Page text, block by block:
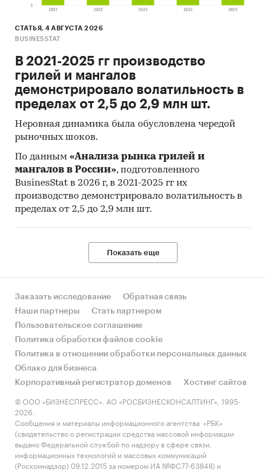
СТАТЬЯ, 4 АВГУСТА 2026
BUSINESSTAT
В 2021-2025 гг производство
грилей и мангалов
демонстрировало волатильность в
пределах от 2,5 до 2,9 млн шт.
Неровная динамика была обусловлена чередой
рыночных шоков.
По данным «Анализа рынка грилей и
мангалов в России», подготовленного
BusinesStat в 2026 г, в 2021-2025 гг их
производство демонстрировало волатильность в
пределах от 2,5 до 2,9 млн шт.
Показать еще
Заказать исследование
Обратная связь
Наши партнеры
Стать партнером
Пользовательское соглашение
Политика обработки файлов cookie
Политика в отношении обработки персональных данных
Облако для бизнеса
Корпоративный регистратор доменов
Хостинг сайтов
© ООО «БИЗНЕСПРЕСС», АО «РОСБИЗНЕСКОНСАЛТИНГ», 1995-
2026.
Сообщения и материалы информационного агентства «РБК»
(свидетельство о регистрации средства массовой информации
выдано Федеральной службой по надзору в сфере связи,
информационных технологий и массовых коммуникаций
(Роскомнадзор) 09.12.2015 за номером ИА №ФС77-63848) и